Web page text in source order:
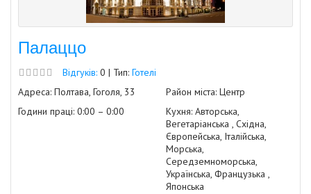
Палаццо
Відгуків: 0 | Тип: Готелі
Адреса: Полтава, Гоголя, 33
Години праці: 0:00 – 0:00
Район міста: Центр
Кухня: Авторська,
Вегетаріанська , Східна,
Європейська, Італійська,
Морська,
Середземноморська,
Українська, Французька ,
Японська